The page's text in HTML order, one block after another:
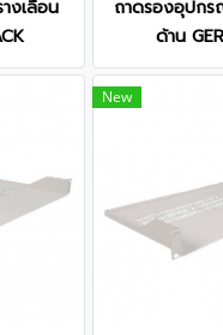
งเลื่อน
ถาดรองอุปก
ด้าน
New